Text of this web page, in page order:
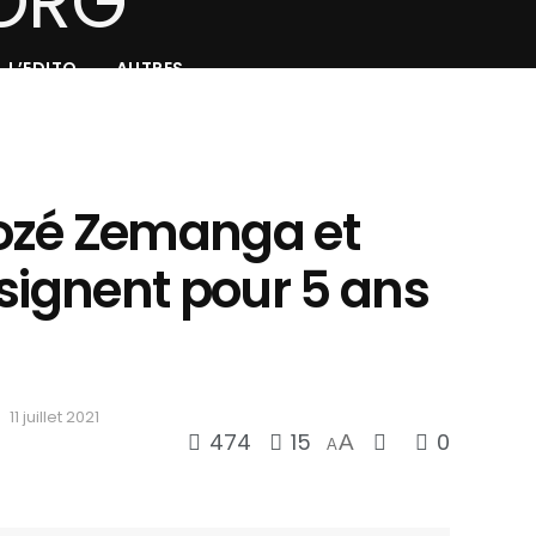
L’EDITO AUTRES
Zemanga et
pour 5 ans
11 juillet 2021
474 15 AA 0